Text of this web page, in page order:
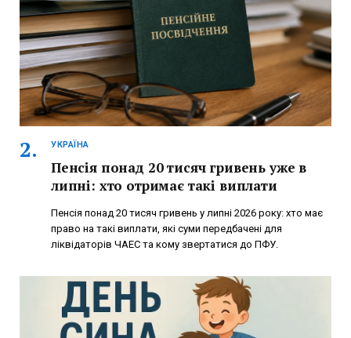
УКРАЇНА
Пенсія понад 20 тисяч гривень уже в
липні: хто отримає такі виплати
Пенсія понад 20 тисяч гривень у липні 2026 року: хто має
право на такі виплати, які суми передбачені для
ліквідаторів ЧАЕС та кому звертатися до ПФУ.